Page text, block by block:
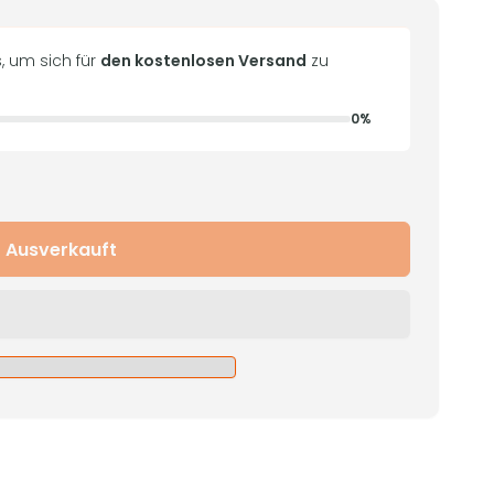
um sich für den kostenlosen Versand zu
0%
Ausverkauft